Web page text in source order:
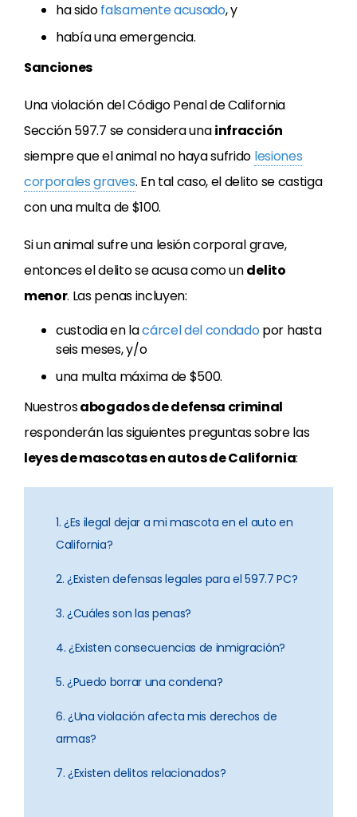
ha sidofalsamente acusado, y
había una emergencia.
Sanciones
Una violación del Código Penal de California
Sección 597.7 se considera unainfracción
siempre que el animal no haya sufrido lesiones
corporales graves. En tal caso, el delito se castiga
con una multa de $100.
Si un animal sufre una lesión corporal grave,
entonces el delito se acusa como undelito
menor. Las penas incluyen:
custodia en lacárcel del condadopor hasta
seis meses, y/o
una multa máxima de $500.
Nuestrosabogados de defensa criminal
responderán las siguientes preguntas sobre las
leyes de mascotas en autos de California:
1. ¿Es ilegal dejar a mi mascota en el auto en
California?
2. ¿Existen defensas legales para el 597.7 PC?
3. ¿Cuáles son las penas?
4. ¿Existen consecuencias de inmigración?
5. ¿Puedo borrar una condena?
6. ¿Una violación afecta mis derechos de
armas?
7. ¿Existen delitos relacionados?